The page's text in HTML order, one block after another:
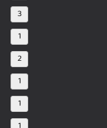
3
1
2
1
1